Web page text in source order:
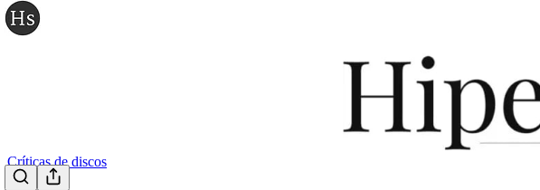
Críticas de discos